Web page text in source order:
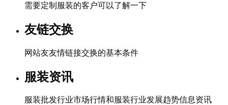
需要定制服装的客户可以了解一下
友链交换
网站友友情链接交换的基本条件
服装资讯
服装批发行业市场行情和服装行业发展趋势信息资讯